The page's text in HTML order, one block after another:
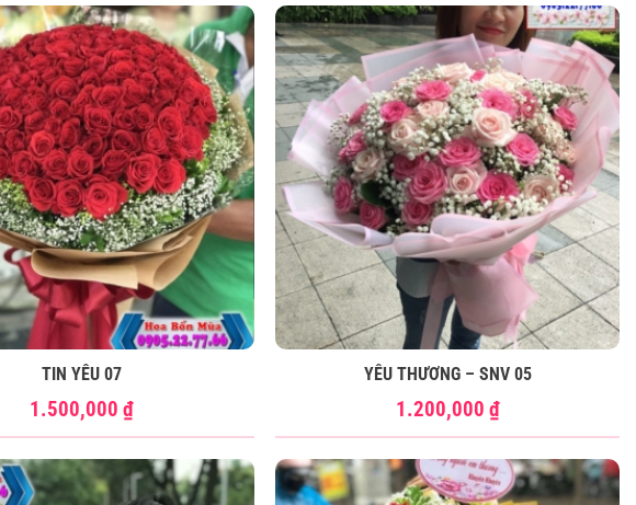
TIN YÊU 07
1.500,000₫
YÊU THƯƠNG – SNV 05
1.200,000 ₫